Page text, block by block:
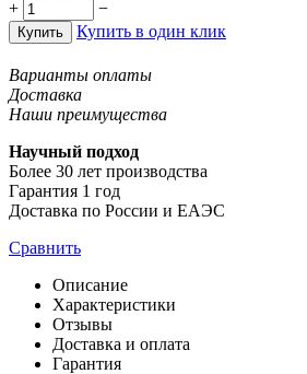
+
−
Купить Купить в один клик
Варианты оплаты
Доставка
Наши преимущества
Научный подход
Более 30 лет производства
Гарантия 1 год
Доставка по России и ЕАЭС
Сравнить
Описание
Характеристики
Отзывы
Доставка и оплата
Гарантия